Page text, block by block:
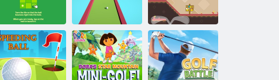
Puzzle: golf Mini golf
Golfové
monštrum